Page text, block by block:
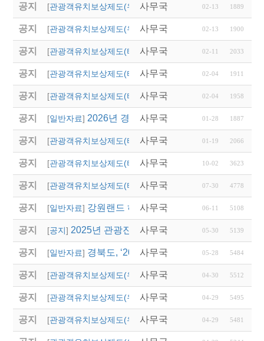
공지 [관광객유치보상제도(우리지역)] 2026년 영천시 단체관
사무국 02-13 1889
공지 [관광객유치보상제도(우리지역)] 2026년 칠곡군 국내·
사무국 02-13 1900
공지 [관광객유치보상제도(타 시,도)] 2026년 경상남도 관광
사무국 02-11 2033
공지 [관광객유치보상제도(타 시,도)] 2026년 울산광역시 상
사무국 02-04 1911
공지 [관광객유치보상제도(타 시,도)] 「2026년도 대전광역
사무국 02-04 1958
공지 [일반자료] 2026년 경상북도독립운동기념관 단체관
사무국 01-28 1887
공지 [관광객유치보상제도(타 시,도)] 2026년 용인시 외국인
사무국 01-19 2066
공지 [관광객유치보상제도(타 시,도)] 2025년 대전광역시 외
사무국 10-02 3623
공지 [관광객유치보상제도(타 시,도)] 2025년 대전 0시 축제
사무국 07-30 4778
공지 [일반자료] 강원랜드 하이원리조트 스키버스 협약운
사무국 06-11 5108
공지 [공지] 2025년 관광진흥개발기금 산불 관련 특별융
사무국 05-30 5139
공지 [일반자료] 경북도, ‘2025 숙박 할인 대전’ 시작…관
사무국 05-28 5484
공지 [관광객유치보상제도(우리지역)] (영주시)단체관광객 유
사무국 04-30 5512
공지 [관광객유치보상제도(우리지역)] (의성군)2025년 관광
사무국 04-29 5495
공지 [관광객유치보상제도(우리지역)] (영덕군)2025년 단체
사무국 04-29 5481